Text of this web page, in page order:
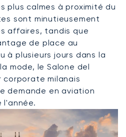
plus calmes à proximité du
sont minutieusement
affaires, tandis que
de place au
à plusieurs jours dans la
mode, le Salone del
corporate milanais
demande en aviation
l'année.